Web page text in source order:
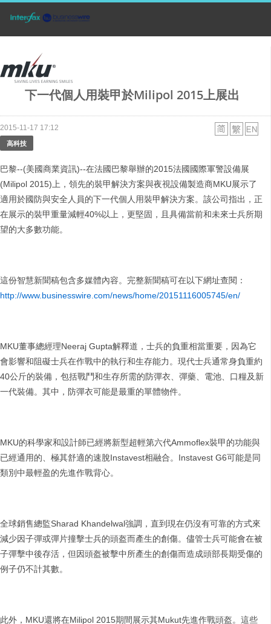
下一代個人用裝甲於Milipol 2015上展出
2015-11-17 17:12
高科技
巴黎--(美國商業資訊)--在法國巴黎舉辦的2015法國國際軍警設備展
(Milipol 2015)上，領先的裝甲解決方案與夜視設備製造商MKU展示了
適用於國防與安全人員的下一代個人用裝甲解決方案。該公司指出，正
在展示的裝甲重量減輕40%以上，更堅固，且具備當前和未來士兵所期
望的大多數功能。
這份智慧新聞稿包含多媒體內容。完整新聞稿可在以下網址查閱：
http://www.businesswire.com/news/home/20151116005745/en/
MKU董事總經理Neeraj Gupta解釋道，士兵的負重相當重要，因為它
會影響和阻礙士兵在作戰中的執行和生存能力。現代士兵通常身負重約
40公斤的裝備，包括戰鬥和生存所需的防彈衣、彈藥、電池、口糧及新
一代裝備。其中，防彈衣可能是最重的單體物件。
MKU的科學家和設計師已經將新型超輕第六代Ammoflex裝甲的功能與
已經通用的、極其舒適的速脫Instavest相融合。Instavest G6可能是同
類別中最輕盈的先進作戰背心。
全球銷售總監Sharad Khandelwal強調，直到現在仍沒有可靠的方式來
減少因子彈或彈片撞擊士兵的頭盔而產生的創傷。儘管士兵可能會在被
子彈擊中後存活，但因頭盔被擊中所產生的創傷而造成頭部長期受傷的
例子仍不計其數。
此外，MKU還將在Milipol 2015期間展示其Mukut先進作戰頭盔。這些